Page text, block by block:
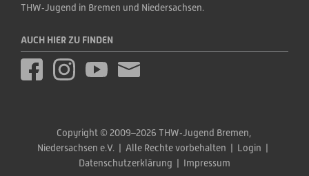
THW‑Jugend in Bremen und Niedersachsen.
AUCH HIER ZU FINDEN
Copyright © 2009–2026 THW‑Jugend Bremen,
Niedersachsen e.V.  |  Alle Rechte vorbehalten  | Login
Datenschutzerklärung
Impressum